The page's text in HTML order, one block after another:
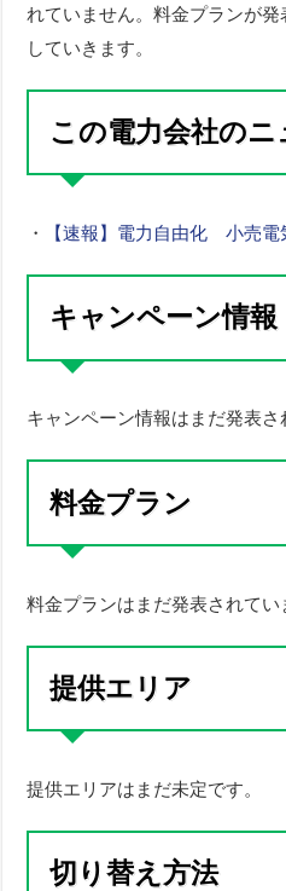
れていません。料金プランが
していきます。
この電力会社のニ
・ 【速報】電力自由化 小売電
キャンペーン情報
キャンペーン情報はまだ発表さ
料金プラン
料金プランはまだ発表されてい
提供エリア
提供エリアはまだ未定です。
切り替え方法